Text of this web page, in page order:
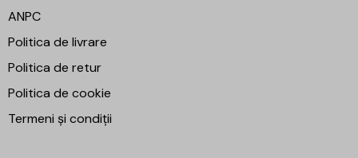
ANPC
Politica de livrare
Politica de retur
Politica de cookie
Termeni și condiții